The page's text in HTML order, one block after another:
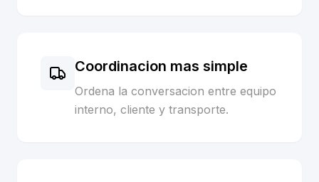
Coordinacion mas simple
Ordena la conversacion entre equipo
interno, cliente y transporte.